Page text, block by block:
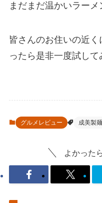
まだまだ温かいラーメ
皆さんのお住いの近
ったら是非一度試して
グルメレビュー 成美製麺
よかった